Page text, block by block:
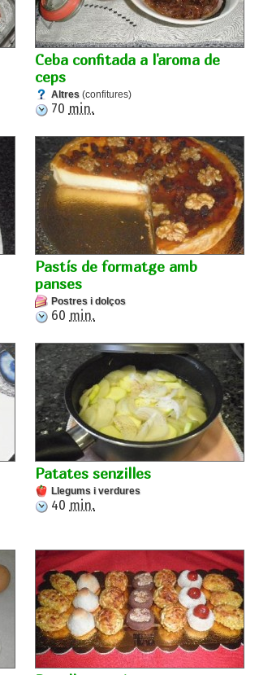
Ceba confitada a l'aroma de
ceps
Altres (confitures)
70 min.
Pastís de formatge amb
panses
Postres i dolços
60 min.
Patates senzilles
Llegums i verdures
40 min.